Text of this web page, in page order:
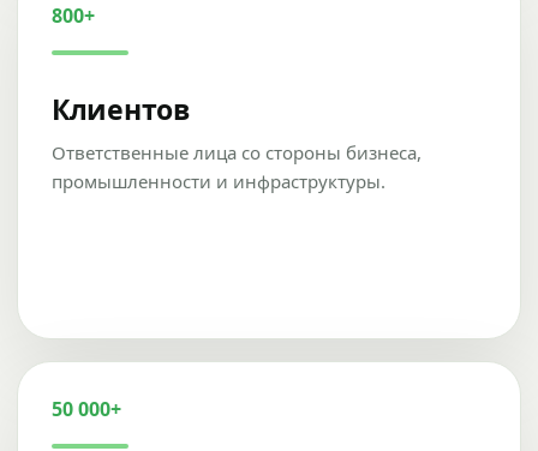
800+
Клиентов
Ответственные лица со стороны бизнеса,
промышленности и инфраструктуры.
50 000+